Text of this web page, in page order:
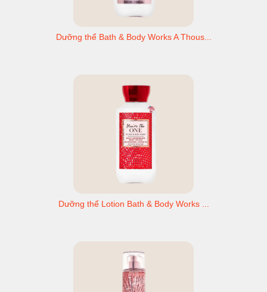
Dưỡng thể Bath & Body Works A Thous...
Dưỡng thể Lotion Bath & Body Works ...